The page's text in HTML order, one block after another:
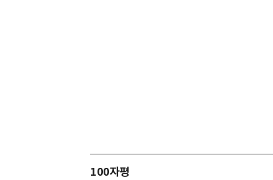
100자평